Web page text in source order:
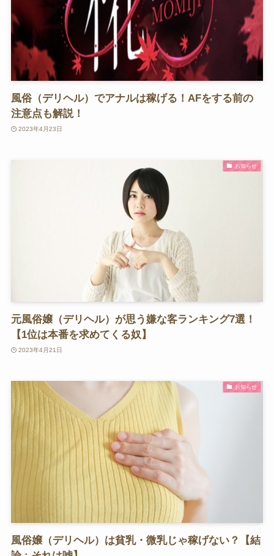
風俗（デリヘル）でアナルは稼げる！AFをする前の
注意点も解説！
2023年4月23日
お知らせ
元風俗嬢（デリヘル）が思う嫌な客ランキング7選！
【1位は本番を求めてくる奴】
2023年4月21日
お知らせ
風俗嬢（デリヘル）は貧乳・微乳じゃ稼げない？【結